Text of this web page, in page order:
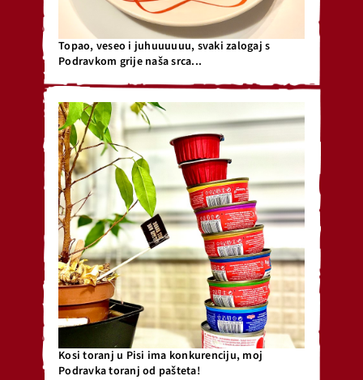
Topao, veseo i juhuuuuuu, svaki zalogaj s
Podravkom grije naša srca...
Kosi toranj u Pisi ima konkurenciju, moj
Podravka toranj od pašteta!